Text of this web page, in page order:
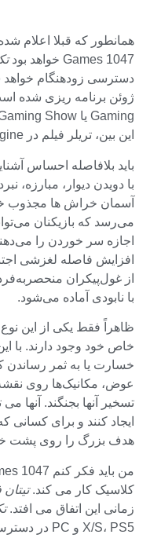
همانطور که قبلا اعلام
1047 Games خواهد بود
این بین، تریلر فیلم در Engine در دسترس است.
باید بلافاصله احساس
با دویدن دیوار، مبارزه،
آسمان خراش ها مجذوب
می‌رسد که بازیکنان
اجازه سر خوردن را
افزایش فاصله لغزشی
از غول‌پیکران
با نابودی آماده می‌شود.
ظاهراً فقط یکی از این نوع
خاص خود وجود دارند. با
خسارت یا به ثمر
عوض، مکانیک‌ها روی نقشه
تسخیر آنها بجنگند. آنها
ایجاد کنند و برای کسانی
هدف بزرگ را روی پشت
کلاسیک کار می کند.
زمانی این اتفاق می افتد.
X/S، PS5 و PC در دسترس است.